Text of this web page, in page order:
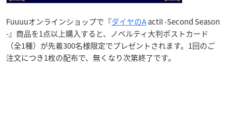
Fuuuuオンラインショップで『ダイヤのAactII -Second Season
-』商品を1点以上購入すると、ノベルティ大判ポストカード
（全1種）が先着300名様限定でプレゼントされます。1回のご
注文につき1枚の配布で、無くなり次第終了です。